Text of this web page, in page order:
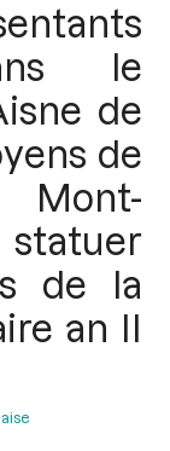
le
de
de
Mont-
de la
an II